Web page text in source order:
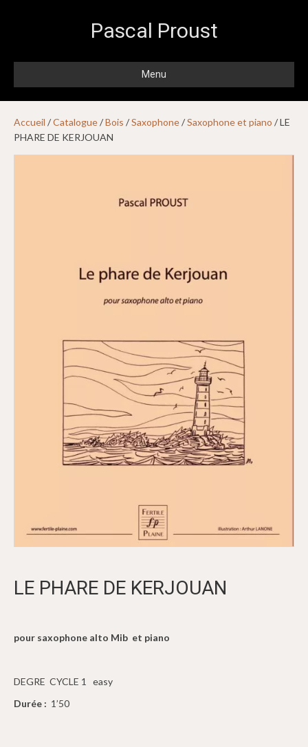
Pascal Proust
Menu
Accueil /Catalogue/Bois /Saxophone/Saxophone et piano / LE
PHARE DE KERJOUAN
LE PHARE DE KERJOUAN
pour saxophone alto Mib et piano
DEGRE CYCLE 1 easy
Durée : 1’50